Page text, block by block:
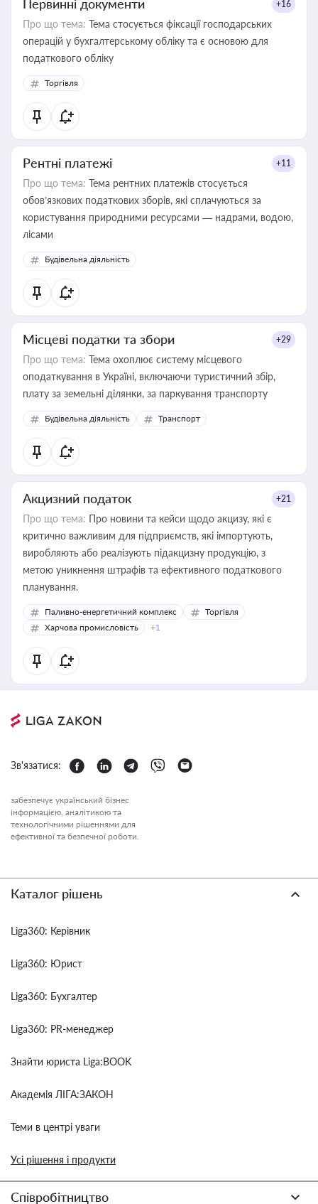
Первинні документи +16
Про що тема: Тема стосується фіксації господарських
операцій у бухгалтерському обліку та є основою для
податкового обліку
Торгівля
Рентні платежі +11
Про що тема: Тема рентних платежів стосується
обов’язкових податкових зборів, які сплачуються за
користування природними ресурсами — надрами, водою,
лісами
Будівельна діяльність
Місцеві податки та збори +29
Про що тема: Тема охоплює систему місцевого
оподаткування в Україні, включаючи туристичний збір,
плату за земельні ділянки, за паркування транспорту
Будівельна діяльність Транспорт
Акцизний податок +21
Про що тема: Про новини та кейси щодо акцизу, які є
критично важливим для підприємств, які імпортують,
виробляють або реалізують підакцизну продукцію, з
метою уникнення штрафів та ефективного податкового
планування.
Паливно-енергетичний комплекс
Торгівля
Харчова промисловість
+1
Зв'язатися:
забезпечує український бізнес
інформацією, аналітикою та
технологічними рішеннями для
ефективної та безпечної роботи.
Каталог рішень
Liga360: Керівник
Liga360: Юрист
Liga360: Бухгалтер
Liga360: PR-менеджер
Знайти юриста Liga:BOOK
Академія ЛІГА:ЗАКОН
Теми в центрі уваги
Усі рішення і продукти
Співробітництво